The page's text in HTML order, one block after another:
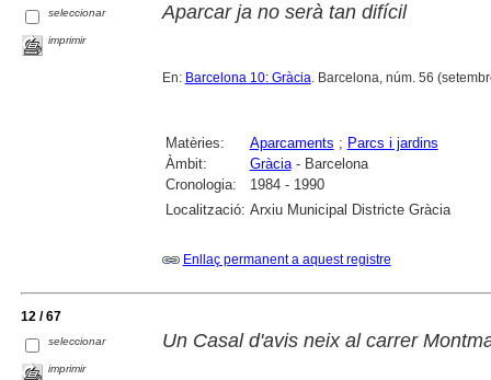
seleccionar
imprimir
Aparcar ja no serà tan difícil
En: Barcelona 10: Gràcia. Barcelona, núm. 56
Matèries: Aparcaments ; Parcs i jardins
Àmbit:
Gràcia- Barcelona
Cronologia:
1984 - 1990
Localització: Arxiu Municipal Districte Gràcia
Enllaç permanent a aquest registre
12 / 67
seleccionar
imprimir
Un Casal d'avis neix al carrer